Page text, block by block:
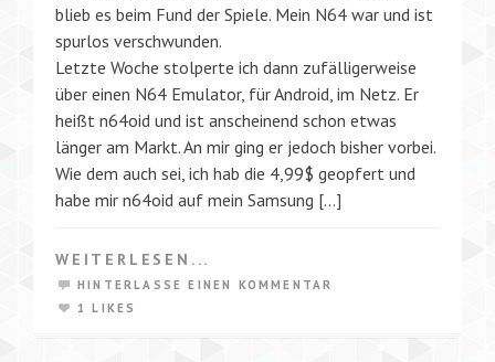
blieb es beim Fund der Spiele. Mein N64 war und ist
spurlos verschwunden.
Letzte Woche stolperte ich dann zufälligerweise
über einen N64 Emulator, für Android, im Netz. Er
heißt n64oid und ist anscheinend schon etwas
länger am Markt. An mir ging er jedoch bisher vorbei.
Wie dem auch sei, ich hab die 4,99$ geopfert und
habe mir n64oid auf mein Samsung […]
WEITERLESEN...
HINTERLASSE EINEN KOMMENTAR
1 LIKES